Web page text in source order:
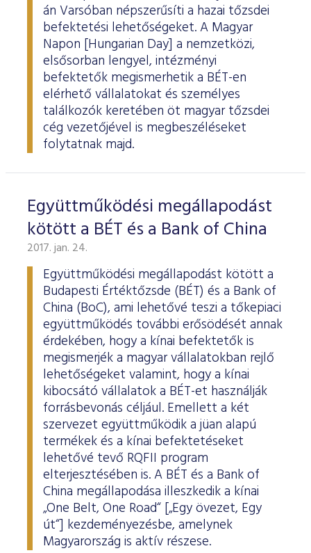
ESG Útmutató
án Varsóban népszerűsíti a hazai tőzsdei
befektetési lehetőségeket. A Magyar
Napon [Hungarian Day] a nemzetközi,
elsősorban lengyel, intézményi
befektetők megismerhetik a BÉT-en
elérhető vállalatokat és személyes
találkozók keretében öt magyar tőzsdei
cég vezetőjével is megbeszéléseket
folytatnak majd.
Együttműködési megállapodást
kötött a BÉT és a Bank of China
2017. jan. 24.
Együttműködési megállapodást kötött a
Budapesti Értéktőzsde (BÉT) és a Bank of
China (BoC), ami lehetővé teszi a tőkepiaci
együttműködés további erősödését annak
érdekében, hogy a kínai befektetők is
megismerjék a magyar vállalatokban rejlő
lehetőségeket valamint, hogy a kínai
kibocsátó vállalatok a BÉT-et használják
forrásbevonás céljául. Emellett a két
szervezet együttműködik a jüan alapú
termékek és a kínai befektetéseket
lehetővé tevő RQFII program
elterjesztésében is. A BÉT és a Bank of
China megállapodása illeszkedik a kínai
„One Belt, One Road“ [„Egy övezet, Egy
út“] kezdeményezésbe, amelynek
Magyarország is aktív részese.